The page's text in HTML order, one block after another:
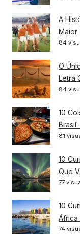
A
Maior
84
O
Letra
84
10
Brasil
81
10
Que
77
10
África
74